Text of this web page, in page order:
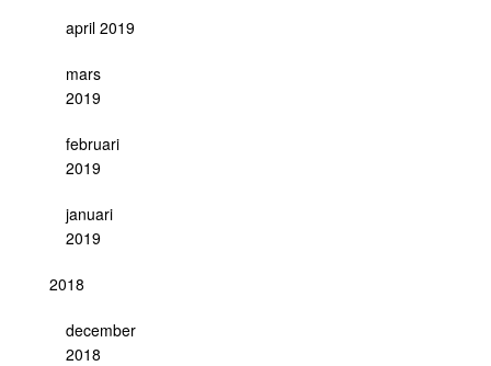
april 2019
mars
2019
februari
2019
januari
2019
2018
december
2018